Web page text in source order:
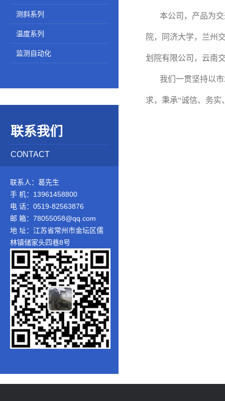
测斜系列
温度系列
监测自动化
联系我们
CONTACT
联系人：葛先生
手 机：13961458800
电 话：0519-82563876
邮 箱：78055058@qq.com
地 址：江苏省常州市金坛区儒
林镇储家头四巷8号
本公司，产品为
院，同济大学，兰州
划院有限公司，云南
我们一贯坚持以
求，秉承“诚信、务